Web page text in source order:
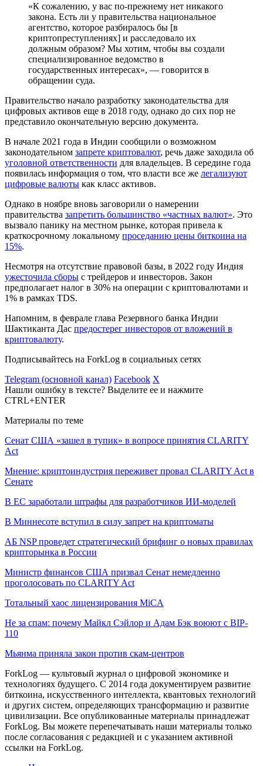
«К сожалению, у вас по-прежнему нет никакого
закона. Есть ли у правительства национальное
агентство, которое разбиралось бы [в
криптопреступлениях] и расследовало их
должным образом? Мы хотим, чтобы вы создали
специализированное ведомство в
государственных интересах», — говорится в
обращении суда.
Правительство начало разработку законодательства для
цифровых активов еще в 2018 году, однако до сих пор не
представило окончательную версию документа.
В начале 2021 года в Индии сообщили о возможном
законодательном запрете криптовалют, речь даже заходила об
уголовной ответственности для владельцев. В середине года
появилась информация о том, что власти все же легализуют
цифровые валюты как класс активов.
Однако в ноябре вновь заговорили о намерении
правительства запретить большинство «частных валют». Это
вызвало панику на местном рынке, которая привела к
краткосрочному локальному проседанию цены биткоина на
15%.
Несмотря на отсутствие правовой базы, в 2022 году Индия
ужесточила сборы с трейдеров и инвесторов. Закон
предполагает налог в 30% на операции с криптовалютами и
1% в рамках TDS.
Напомним, в феврале глава Резервного банка Индии
Шактиканта Дас предостерег инвесторов от вложений в
криптовалюту.
Подписывайтесь на ForkLog в социальных сетях
Telegram (основной канал) Facebook X
Нашли ошибку в тексте? Выделите ее и нажмите
CTRL+ENTER
Материалы по теме
Сенат США «зашел в тупик» в вопросе принятия CLARITY
Act
Мнение: криптоиндустрия переживет провал CLARITY Act в
Сенате
В ЕС заработали штрафы для разработчиков ИИ-моделей
В Миннесоте вступил в силу запрет на криптоматы
АБ NSP проведет стратегический брифинг о новых правилах
крипторынка в России
Министр финансов США призвал Сенат немедленно
проголосовать по CLARITY Act
Тотальный хаос лицензирования MiCA
Не за спам: почему Майкл Сэйлор и Адам Бэк воюют с BIP-
110
Мьянма приняла закон против скам-центров
ForkLog — культовый журнал о цифровой экономике и
технологиях будущего. С 2014 года документируем развитие
биткоина, искусственного интеллекта, квантовых технологий
и других систем, определяющих трансформацию и развитие
цивилизации. Все опубликованные материалы принадлежат
ForkLog. Вы можете перепечатывать наши материалы только
после согласования с редакцией и с указанием активной
ссылки на ForkLog.